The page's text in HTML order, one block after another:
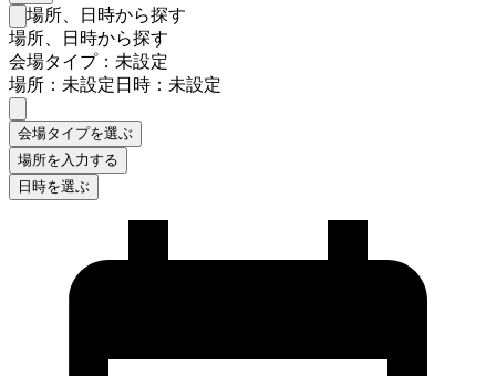
検索フォームを閉じる
場所、日時から探す
場所、日時から探す
会場タイプ：未設定
場所：未設定日時：未設定
会場タイプを選ぶ
場所を入力する
日時を選ぶ